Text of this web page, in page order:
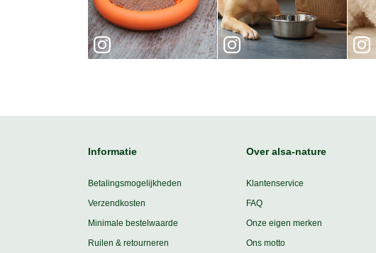
Informatie
Betalingsmogelijkheden
Verzendkosten
Minimale bestelwaarde
Ruilen & retourneren
Over alsa-nature
Klantenservice
FAQ
Onze eigen merken
Ons motto